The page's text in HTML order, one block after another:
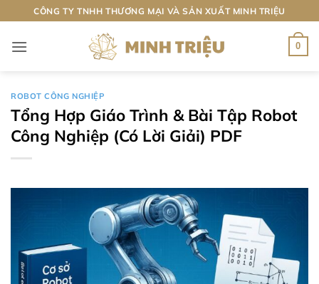
qua
nội
CÔNG TY TNHH THƯƠNG MẠI VÀ SẢN XUẤT MINH TRIỆU
0
ROBOT CÔNG NGHIỆP
Tổng Hợp Giáo Trình & Bài Tập Robot
Công Nghiệp (Có Lời Giải) PDF